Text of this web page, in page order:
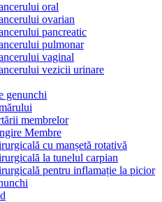
oral
ovarian
pancreatic
pulmonar
vaginal
vezicii urinare
genunchi
membrelor
Membre
cu manșetă rotativă
la tunelul carpian
pentru inflamație la picior